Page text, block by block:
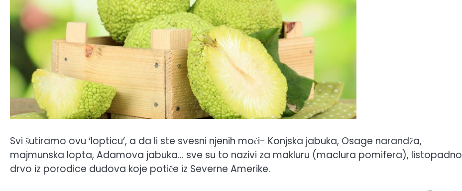
Svi šutiramo ovu ‘lopticu’, a da li ste svesni njenih moći- Konjska jabuka, Osage narandža,
majmunska lopta, Adamova jabuka… sve su to nazivi za makluru (maclura pomifera), listopadno
drvo iz porodice dudova koje potiče iz Severne Amerike.